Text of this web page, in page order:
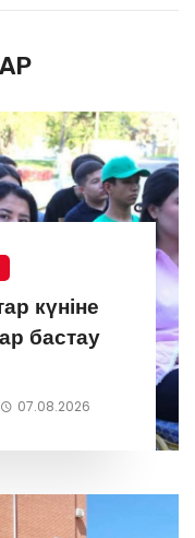
күніне
бастау
07.08.2026